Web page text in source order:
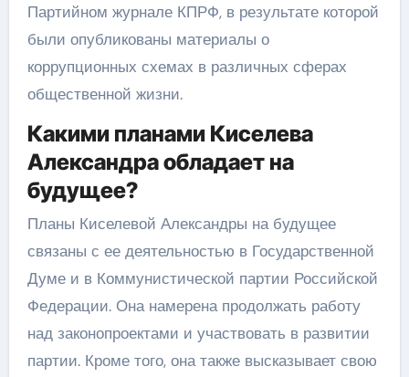
Партийном журнале КПРФ, в результате которой
были опубликованы материалы о
коррупционных схемах в различных сферах
общественной жизни.
Какими планами Киселева
Александра обладает на
будущее?
Планы Киселевой Александры на будущее
связаны с ее деятельностью в Государственной
Думе и в Коммунистической партии Российской
Федерации. Она намерена продолжать работу
над законопроектами и участвовать в развитии
партии. Кроме того, она также высказывает свою